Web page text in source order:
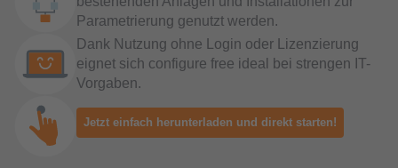
Parametrierung genutzt werden.
Dank Nutzung ohne Login oder Lizenzierung
eignet sich configure free ideal bei strengen IT-
Vorgaben.
Jetzt einfach herunterladen und direkt starten!